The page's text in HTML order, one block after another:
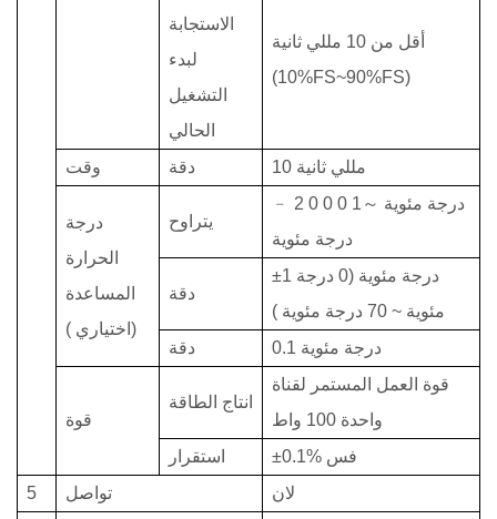
الاستجابة
لبدء
التشغيل
الحالي
أقل من 10 مللي ثانية
(10%FS~90%FS)
وقت دقة 10 مللي ثانية
درجة
الحرارة
المساعدة
(اختياري )
يتراوح
﹣ 2 0 درجة مئوية ～1
0
0
درجة مئوية
دقة
±1 درجة مئوية (0
درجة
مئوية ~ 70 درجة مئوية )
دقة
0.1 درجة مئوية
قوة
انتاج الطاقة
قوة العمل المستمر لقناة
واحدة 100 واط
استقرار
±0.1% فس
5
تواصل لان